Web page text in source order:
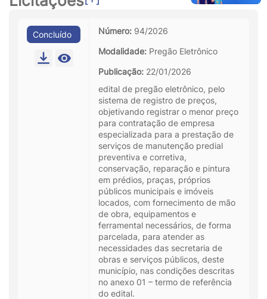
Concluído Número: 94/2026
Modalidade: Pregão Eletrônico
Publicação: 22/01/2026
edital de pregão eletrônico, pelo
sistema de registro de preços,
objetivando registrar o menor preço
para contratação de empresa
especializada para a prestação de
serviços de manutenção predial
preventiva e corretiva,
conservação, reparação e pintura
em prédios, praças, próprios
públicos municipais e imóveis
locados, com fornecimento de mão
de obra, equipamentos e
ferramental necessários, de forma
parcelada, para atender as
necessidades das secretaria de
obras e serviços públicos, deste
município, nas condições descritas
no anexo 01 – termo de referência
do edital.